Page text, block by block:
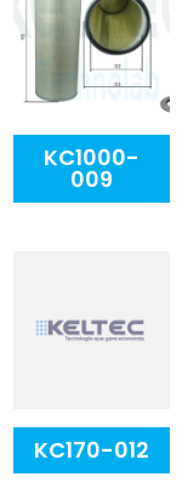
KC1000-
009
KC170-012